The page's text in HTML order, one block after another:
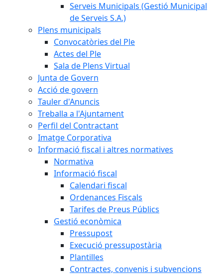
Serveis Municipals (Gestió Municipal
de Serveis S.A.)
Plens municipals
Convocatòries del Ple
Actes del Ple
Sala de Plens Virtual
Junta de Govern
Acció de govern
Tauler d'Anuncis
Treballa a l'Ajuntament
Perfil del Contractant
Imatge Corporativa
Informació fiscal i altres normatives
Normativa
Informació fiscal
Calendari fiscal
Ordenances Fiscals
Tarifes de Preus Públics
Gestió econòmica
Pressupost
Execució pressupostària
Plantilles
Contractes, convenis i subvencions